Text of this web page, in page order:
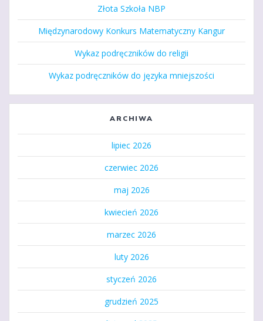
Złota Szkoła NBP
Międzynarodowy Konkurs Matematyczny Kangur
Wykaz podręczników do religii
Wykaz podręczników do języka mniejszości
ARCHIWA
lipiec 2026
czerwiec 2026
maj 2026
kwiecień 2026
marzec 2026
luty 2026
styczeń 2026
grudzień 2025